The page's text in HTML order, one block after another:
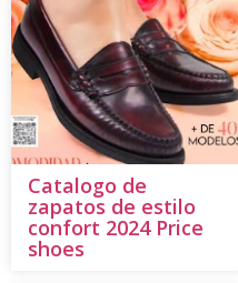
Catalogo de
zapatos de estilo
confort 2024 Price
shoes